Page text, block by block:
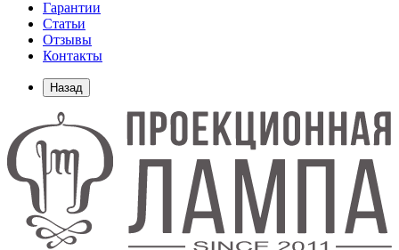
Гарантии
Статьи
Отзывы
Контакты
Назад